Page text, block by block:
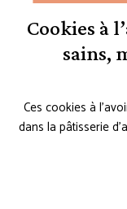
Cookies à
sains,
Ces cookies à
dans la pâtisserie